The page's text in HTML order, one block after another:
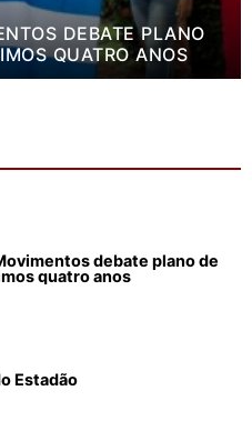
DEBATE PLANO
QUATRO ANOS
debate plano de
quatro anos
Estadão